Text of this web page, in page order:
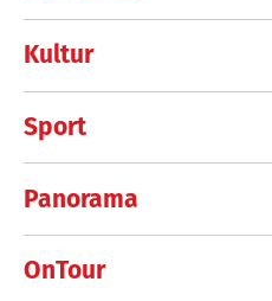
Kultur
Sport
Panorama
OnTour